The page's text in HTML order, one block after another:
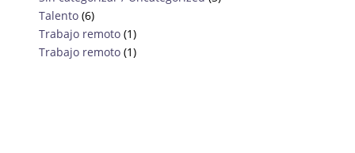
Talento (6)
Trabajo remoto (1)
Trabajo remoto (1)